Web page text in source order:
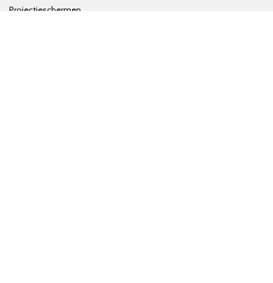
Projectieschermen